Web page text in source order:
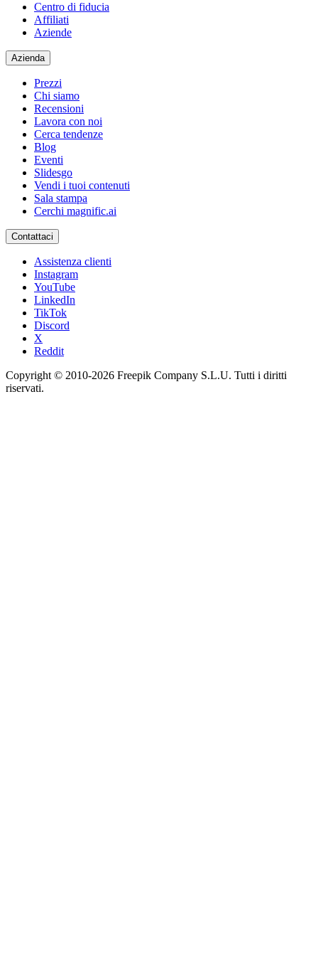
Centro di fiducia
Affiliati
Aziende
Azienda
Prezzi
Chi siamo
Recensioni
Lavora con noi
Cerca tendenze
Blog
Eventi
Slidesgo
Vendi i tuoi contenuti
Sala stampa
Cerchi magnific.ai
Contattaci
Assistenza clienti
Instagram
YouTube
LinkedIn
TikTok
Discord
X
Reddit
Copyright © 2010-2026 Freepik Company S.L.U. Tutti i diritti
riservati.